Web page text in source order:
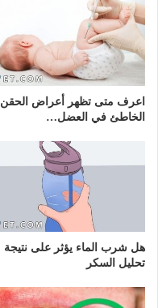
اعرف متى تظهر أعراض الحقن
الخاطئ في العضل…
هل شرب الماء يؤثر على نتيجة
تحليل السكر